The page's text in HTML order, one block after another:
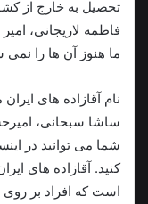
تحصیل به خارج از
فاطمه لاریجانی،
ما هنوز آن ها را
نام آقازاده های
ساشا سبحانی،
شما می توانید در
کنید. آقازاده های
است که افراد بر روی